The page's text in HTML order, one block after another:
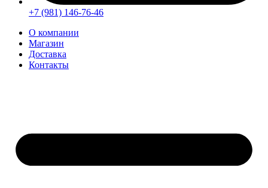
+7 (981) 146-76-46
О компании
Магазин
Доставка
Контакты